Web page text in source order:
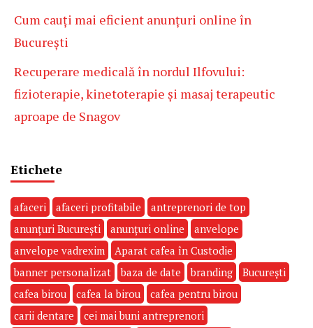
Cum cauți mai eficient anunțuri online în
București
Recuperare medicală în nordul Ilfovului:
fizioterapie, kinetoterapie și masaj terapeutic
aproape de Snagov
Etichete
afaceri afaceri profitabile
antreprenori de top
anunțuri București
anunțuri online
anvelope
anvelope vadrexim
Aparat cafea în Custodie
banner personalizat
baza de date branding
București
cafea birou
cafea la birou
cafea pentru birou
carii dentare
cei mai buni antreprenori